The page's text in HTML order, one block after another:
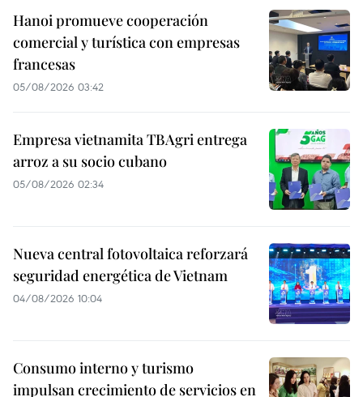
Hanoi promueve cooperación
comercial y turística con empresas
francesas
05/08/2026 03:42
Empresa vietnamita TBAgri entrega
arroz a su socio cubano
05/08/2026 02:34
Nueva central fotovoltaica reforzará
seguridad energética de Vietnam
04/08/2026 10:04
Consumo interno y turismo
impulsan crecimiento de servicios en